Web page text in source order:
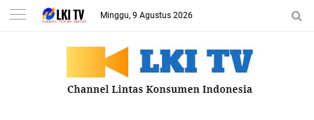
Minggu, 9 Agustus 2026